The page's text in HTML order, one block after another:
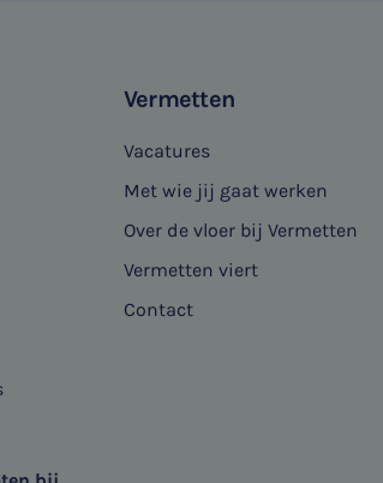
Vermetten
Vacatures
Met wie jij gaat werken
Over de vloer bij Vermetten
Vermetten viert
Contact